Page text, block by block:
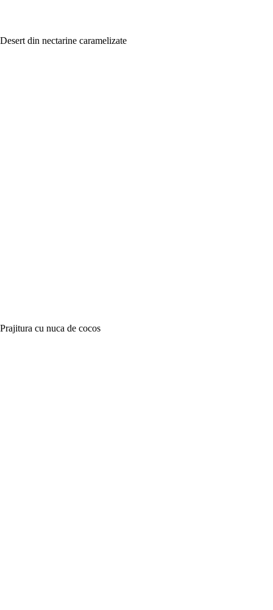
Desert din nectarine caramelizate
Prajitura cu nuca de cocos